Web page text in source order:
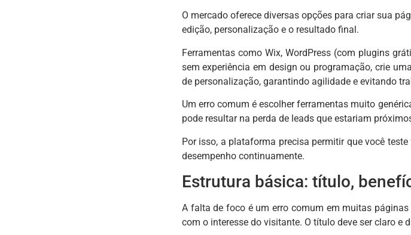
O mercado oferece diversas opções para criar sua
edição, personalização e o resultado final.
Ferramentas como Wix, WordPress (com plugins
sem experiência em design ou programação, crie
de personalização, garantindo agilidade e evitando
Um erro comum é escolher ferramentas muito
pode resultar na perda de leads que estariam
Por isso, a plataforma precisa permitir que você
desempenho continuamente.
Estrutura básica: título,
A falta de foco é um erro comum em muitas
com o interesse do visitante. O título deve ser claro e